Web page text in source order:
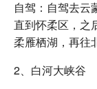
自驾：自驾去云
直到怀柔区，之
柔雁栖湖，再往
2、白河大峡谷